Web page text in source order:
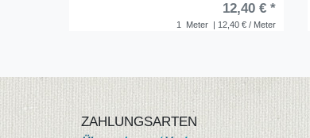
1 Meter | 12,40 € / Meter
12,40 € *
ZAHLUNGSARTEN